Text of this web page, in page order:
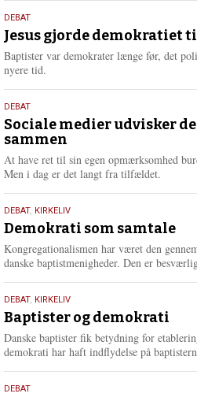
18.
maj
2026
DEBAT
Jesus gjorde demokratiet
Baptister var demokrater længe før, det
nyere tid.
18.
maj
2026
DEBAT
Sociale medier udvisker
sammen
At have ret til sin egen opmærksomhed
Men i dag er det langt fra tilfældet.
18.
maj
2026
DEBAT, KIRKELIV
Demokrati som samtale
Kongregationalismen har været den
danske baptistmenigheder. Den er
18.
maj
2026
DEBAT, KIRKELIV
Baptister og demokrati
Danske baptister fik betydning for
demokrati har haft indflydelse på
18.
DEBAT